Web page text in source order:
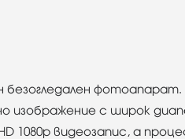
безогледален
изображение с широк
1080p видеозапис, а